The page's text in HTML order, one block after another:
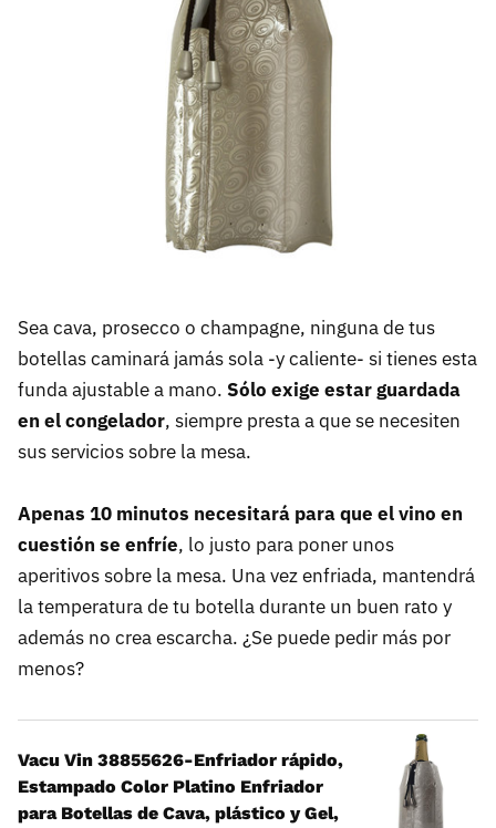
Sea cava, prosecco o champagne, ninguna de tus
botellas caminará jamás sola -y caliente- si tienes esta
funda ajustable a mano. Sólo exige estar guardada
en el congelador, siempre presta a que se necesiten
sus servicios sobre la mesa.
Apenas 10 minutos necesitará para que el vino en
cuestión se enfríe, lo justo para poner unos
aperitivos sobre la mesa. Una vez enfriada, mantendrá
la temperatura de tu botella durante un buen rato y
además no crea escarcha. ¿Se puede pedir más por
menos?
Vacu Vin 38855626-Enfriador rápido,
Estampado Color Platino Enfriador
para Botellas de Cava, plástico y Gel,